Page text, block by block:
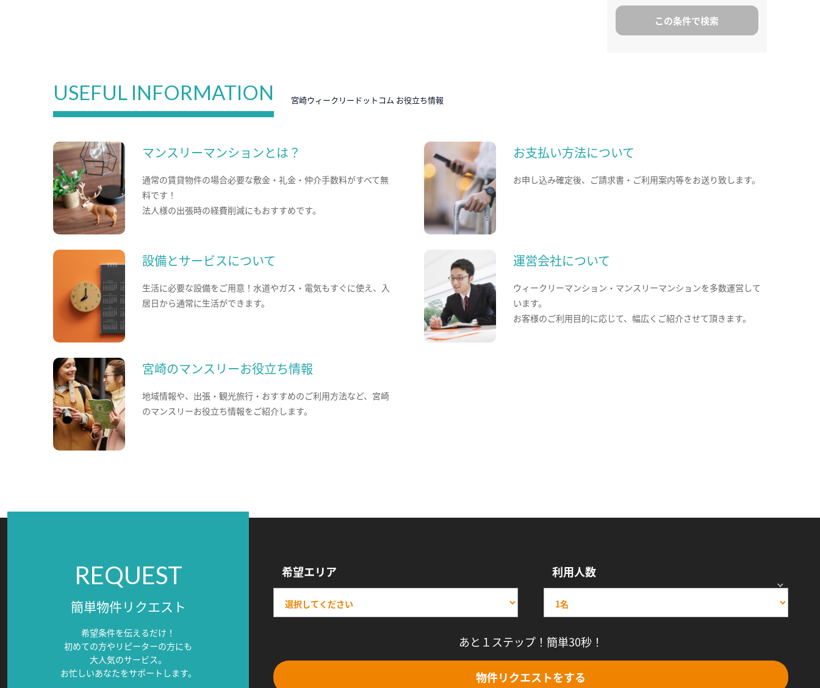
USEFUL INFORMATION 宮崎ウィークリードットコム お役立ち情報
マンスリーマンションとは？
通常の賃貸物件の場合必要な敷金・礼金・仲介手数料がすべて無
料です！
法人様の出張時の経費削減にもおすすめです。
お支払い方法について
お申し込み確定後、ご請求書・ご利用案内等をお送り致します。
設備とサービスについて
生活に必要な設備をご用意！水道やガス・電気もすぐに使え、入
居日から通常に生活ができます。
運営会社について
ウィークリーマンション・マンスリーマンションを多数運営して
います。
お客様のご利用目的に応じて、幅広くご紹介させて頂きます。
宮崎のマンスリーお役立ち情報
地域情報や、出張・観光旅行・おすすめのご利用方法など、宮崎
のマンスリーお役立ち情報をご紹介します。
REQUEST
簡単物件リクエスト
希望条件を伝えるだけ！
初めての方やリピーターの方にも
大人気のサービス。
お忙しいあなたをサポートします。
希望エリア 利用人数
あと１ステップ！簡単30秒！
物件リクエストをする